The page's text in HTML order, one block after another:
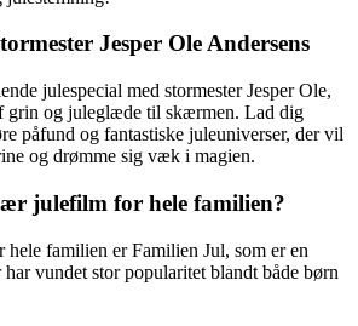
Jesper Ole Andersens
julespecial med stormester Jesper Ole,
grin og juleglæde til skærmen. Lad dig
påfund og fantastiske juleuniverser, der vil
og drømme sig væk i magien.
julefilm for hele familien?
familien er Familien Jul, som er en
vundet stor popularitet blandt både børn